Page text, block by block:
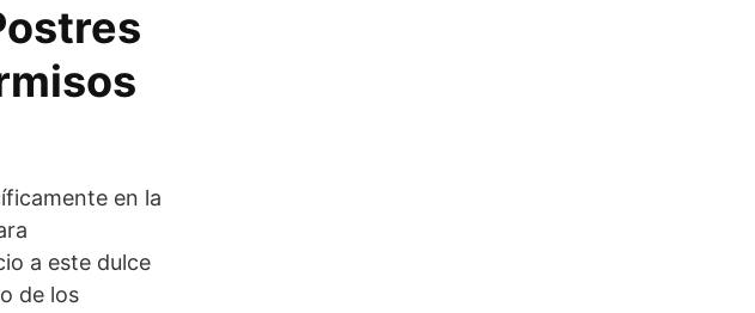
en la
a este dulce
de los